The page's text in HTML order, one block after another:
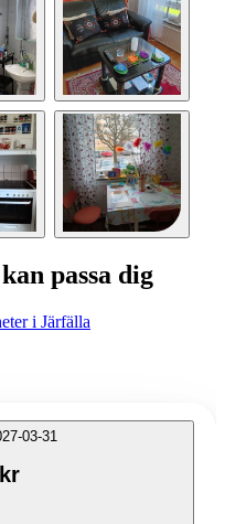
passa dig
i Järfälla
03-31